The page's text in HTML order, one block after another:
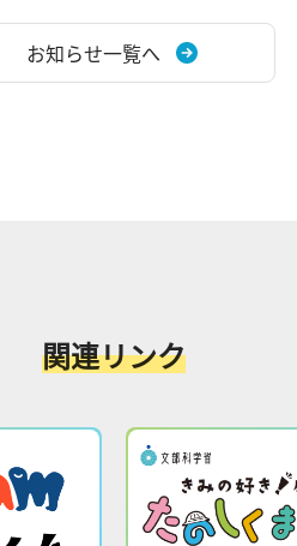
お知らせ一覧へ
関連リンク